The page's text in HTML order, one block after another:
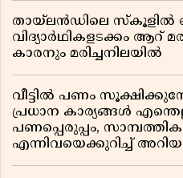
തായ്‌ലൻഡിലെ സ്‌കൂളിൽ
വിദ്യാർഥികളടക്കം ആറ്
കാരനും മരിച്ചനിലയിൽ
വീട്ടിൽ പണം
പ്രധാന കാര്യങ്ങൾ
പണപ്പെരുപ്പം,
എന്നിവയെക്കുറിച്ച്